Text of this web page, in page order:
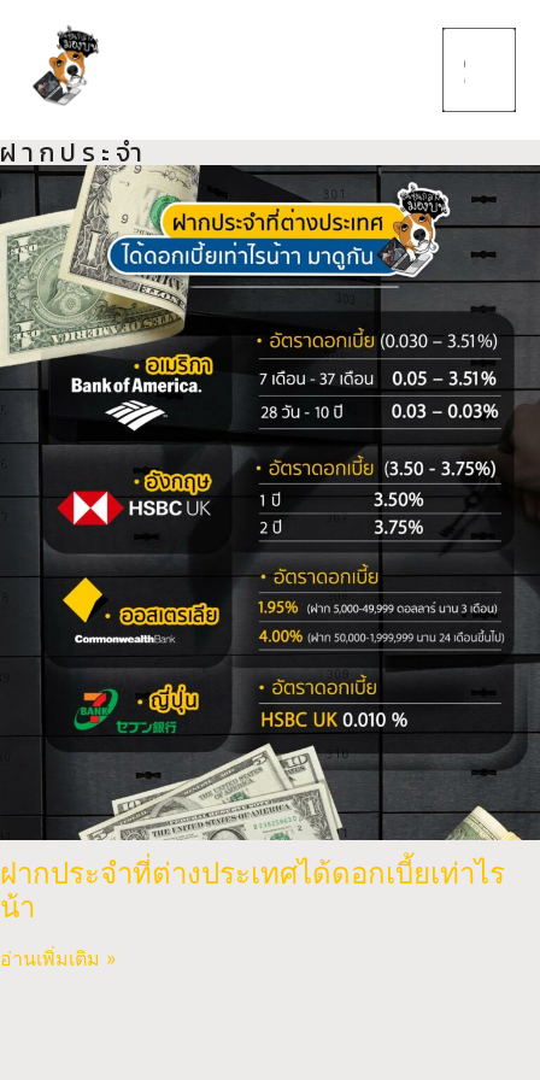
ฝากประจำ
ฝากประจำที่ต่างประเทศได้ดอกเบี้ยเท่าไร
น้า
อ่านเพิ่มเติม »